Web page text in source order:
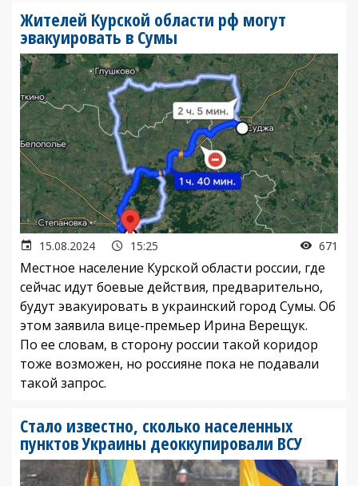
Жителей Курской области рф могут
эвакуировать в Сумы
15.08.2024 15:25 671
Местное население Курской области россии, где
сейчас идут боевые действия, предварительно,
будут эвакуировать в украинский город Сумы. Об
этом заявила вице-премьер Ирина Верещук.
По ее словам, в сторону россии такой коридор
тоже возможен, но россияне пока не подавали
такой запрос.
Стало известно, сколько населенных
пунктов Украины деоккупировали ВСУ